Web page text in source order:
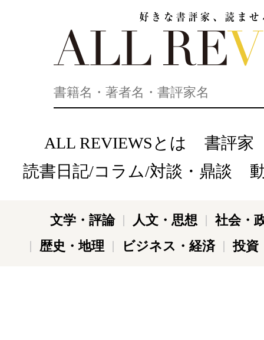
ALL REVIEWSとは
書評家
読書日記/コラム/対談・鼎談
文学・評論 人文・思想
社会・
歴史・地理
ビジネス・経済 投資